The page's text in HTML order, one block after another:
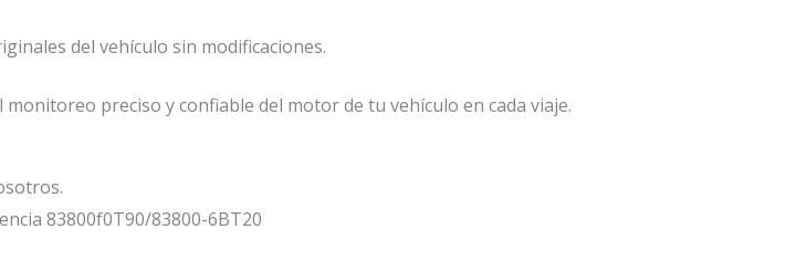
del vehículo sin modificaciones.
monitoreo preciso y confiable del motor de tu vehículo en cada viaje.
83800f0T90/83800-6BT20